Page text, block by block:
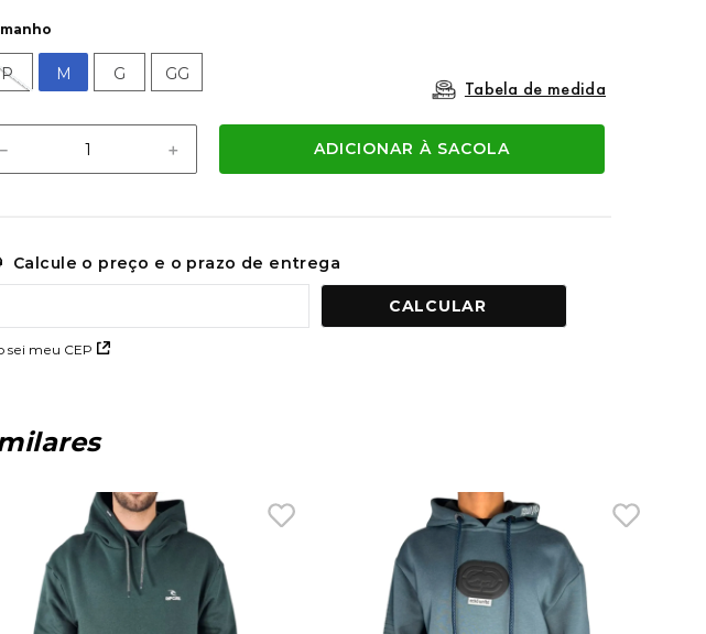
P M G GG
Tabela de medida
＋
－ ADICIONAR À SACOLA
Calcule o preço e o prazo de entrega
sei meu CEP